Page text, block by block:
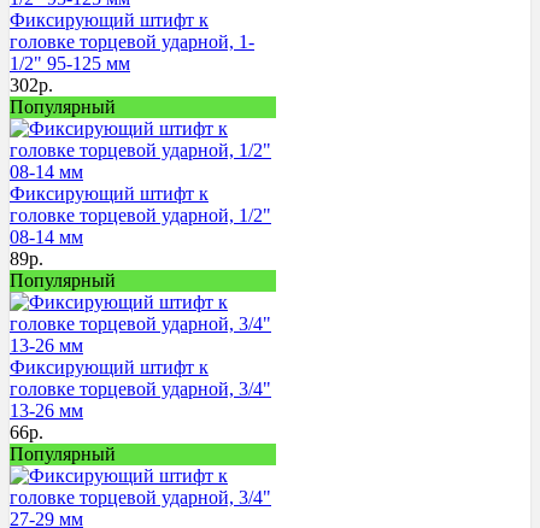
Фиксирующий штифт к
головке торцевой ударной, 1-
1/2" 95-125 мм
302р.
Популярный
Фиксирующий штифт к
головке торцевой ударной, 1/2"
08-14 мм
89р.
Популярный
Фиксирующий штифт к
головке торцевой ударной, 3/4"
13-26 мм
66р.
Популярный